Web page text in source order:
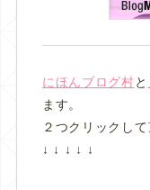
にほんブログ村と
ます。
２つクリックし
↓ ↓ ↓ ↓ ↓